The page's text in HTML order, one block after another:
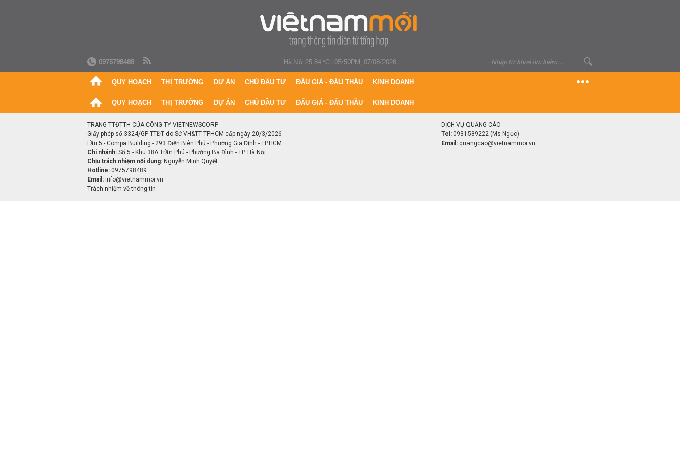
0975798489 Hà Nội 25.84 °C|05:50PM, 07/08/2026
QUY HOẠCH THỊ TRƯỜNG DỰ ÁN CHỦ ĐẦU TƯ ĐẤU GIÁ - ĐẤU THẦU KINH DOANH
QUY HOẠCH THỊ TRƯỜNG DỰ ÁN CHỦ ĐẦU TƯ ĐẤU GIÁ - ĐẤU THẦU KINH DOANH
TRANG TTĐTTH CỦA CÔNG TY VIETNEWSCORP
Giấy phép số 3324/GP-TTĐT do Sở VH&TT TPHCM cấp ngày 20/3/2026
Lầu 5 - Compa Building - 293 Điện Biên Phủ - Phường Gia Định - TP.HCM
Chi nhánh: Số 5 - Khu 38A Trần Phú - Phường Ba Đình - TP. Hà Nội
Chịu trách nhiệm nội dung: Nguyễn Minh Quyết
Hotline: 0975798489
Email: info@vietnammoi.vn
Trách nhiệm về thông tin
DỊCH VỤ QUẢNG CÁO
Tel: 0931589222 (Ms Ngọc)
Email: quangcao@vietnammoi.vn